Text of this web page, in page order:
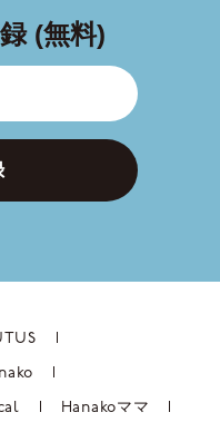
(無料)
Hanakoママ